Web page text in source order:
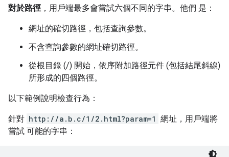
對於路徑 ，用戶端最多會嘗試六個不同的字串。他們 是：
網址的確切路徑，包括查詢參數。
不含查詢參數的網址確切路徑。
從根目錄 (/) 開始，依序附加路徑元件 (包括結尾斜線)
所形成的四個路徑。
以下範例說明檢查行為：
針對 http://a.b.c/1/2.html?param=1 網址，用戶端將
嘗試 可能的字串：